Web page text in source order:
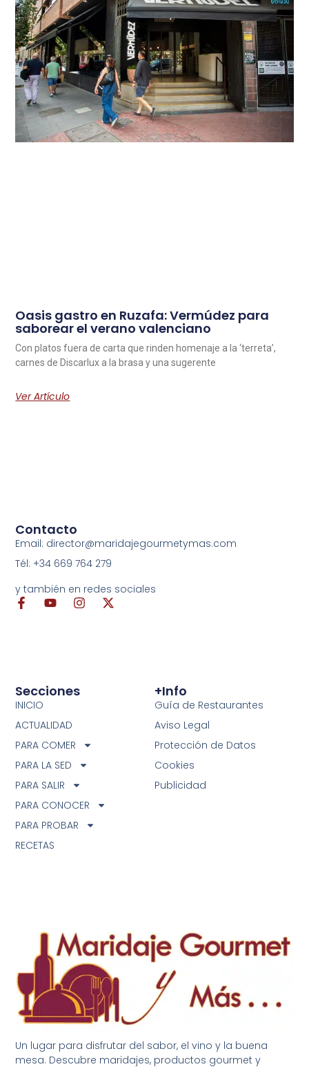
Oasis gastro en Ruzafa: Vermúdez para
saborear el verano valenciano
Con platos fuera de carta que rinden homenaje a la ‘terreta’,
carnes de Discarlux a la brasa y una sugerente
Ver Artículo
Un lugar para disfrutar del sabor, el vino y la buena
mesa. Descubre maridajes, productos gourmet y
+info
Guía de Restaurantes
Aviso Legal
Protección de Datos
Cookies
Publicidad
Secciones
INICIO
ACTUALIDAD
PARA COMER
PARA LA SED
PARA SALIR
PARA CONOCER
PARA PROBAR
RECETAS
Contacto
Email: director@maridajegourmetymas.com
Tél: +34 669 764 279
y también en redes sociales